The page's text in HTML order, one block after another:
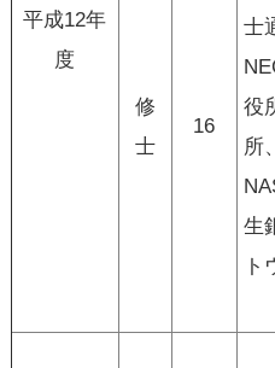
平成12年
度
修
士
16
士
役
所
生
ト